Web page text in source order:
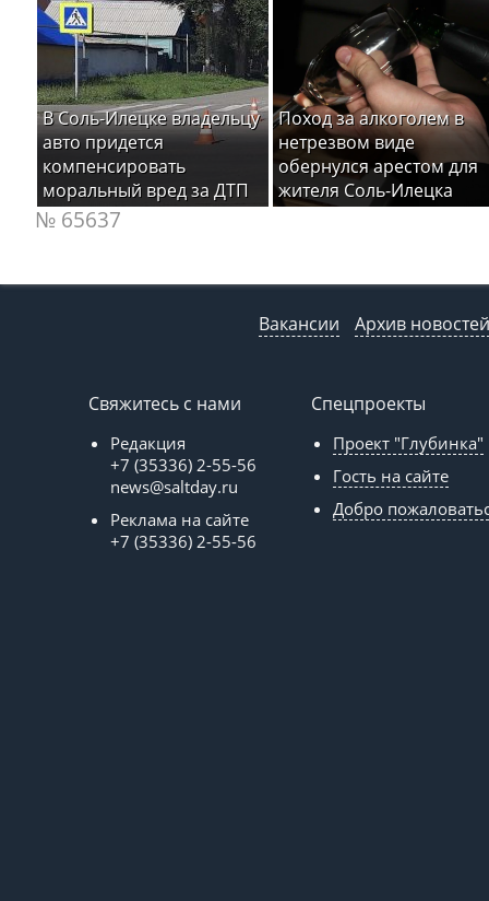
В Соль-Илецке владельцу
авто придется
компенсировать
моральный вред за ДТП
Поход за алкоголем в
нетрезвом виде
обернулся арестом для
жителя Соль-Илецка
№ 65637
Вакансии Архив новостей
Свяжитесь с нами
Редакция
+7 (35336) 2-55-56
news@saltday.ru
Реклама на сайте
+7 (35336) 2-55-56
Спецпроекты
Проект "Глубинка"
Гость на сайте
Добро